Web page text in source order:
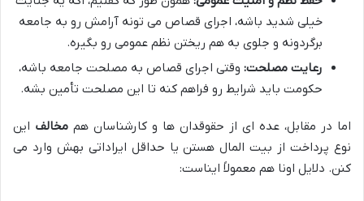
خیلی شدید باشه، اجرای قصاص می تونه آرامش رو به جامعه
برگردونه و جلوی به هم ریختن نظم عمومی رو بگیره.
رعایت مصلحت: وقتی اجرای قصاص به مصلحت جامعه باشه،
حکومت باید شرایط رو فراهم کنه تا این مصلحت تأمین بشه.
اما در مقابل، عده ای از حقوقدان ها و کارشناسان هم مخالف این
نوع پرداخت از بیت المال هستن یا حداقل ایراداتی بهش وارد می
کنن. دلایل اونا هم معمولاً ایناست: